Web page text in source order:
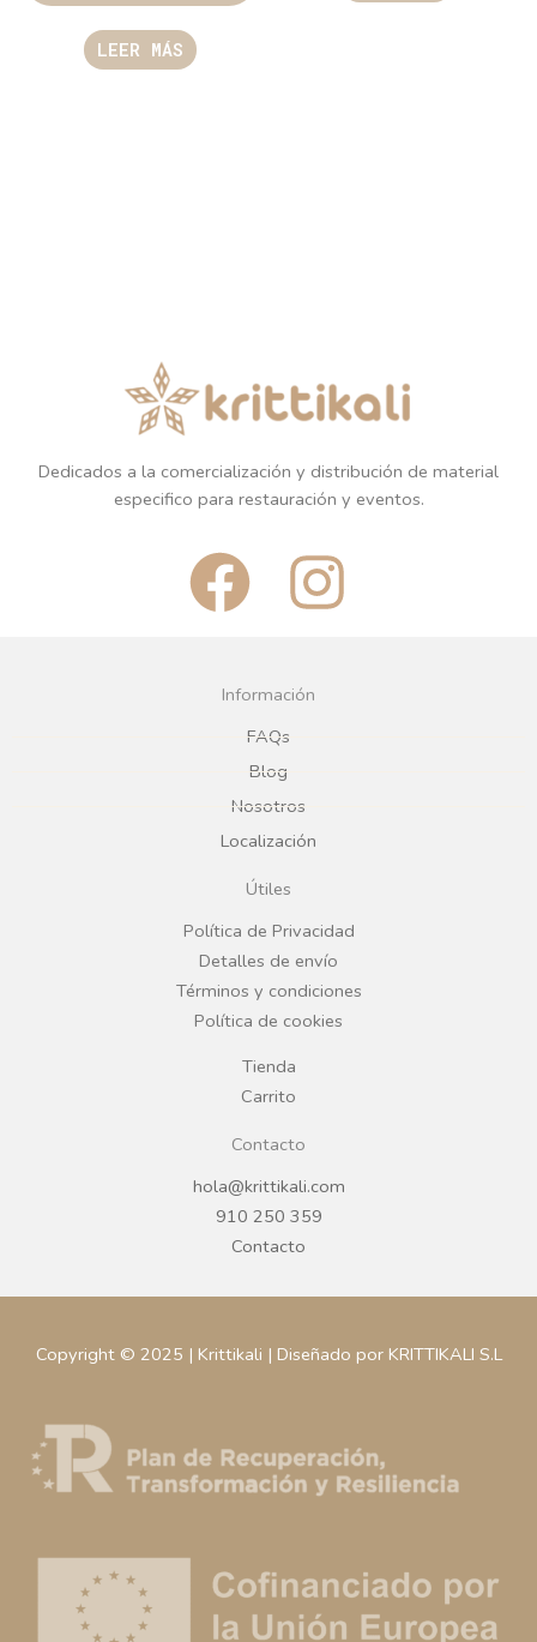
LEER MÁS
Dedicados a la comercialización y distribución de material
especifico para restauración y eventos.
F
a
c
e
b
o
o
k
I
n
g
r
a
Información
FAQs
Blog
Nosotros
Localización
Útiles
Política de Privacidad
Detalles de envío
Términos y condiciones
Política de cookies
Tienda
Carrito
Contacto
hola@krittikali.com
910 250 359
Contacto
Copyright © 2025 | Krittikali | Diseñado por KRITTIKALI S.L